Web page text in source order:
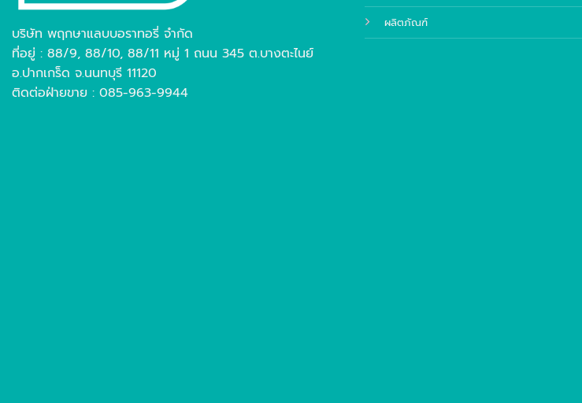
บริษัท พฤกษาแลบบอราทอรี่ จำกัด
ที่อยู่ : 88/9, 88/10, 88/11 หมู่ 1 ถนน 345 ต.บางตะไนย์
อ.ปากเกร็ด จ.นนทบุรี 11120
ติดต่อฝ่ายขาย : 085-963-9944
ผลิตภัณฑ์